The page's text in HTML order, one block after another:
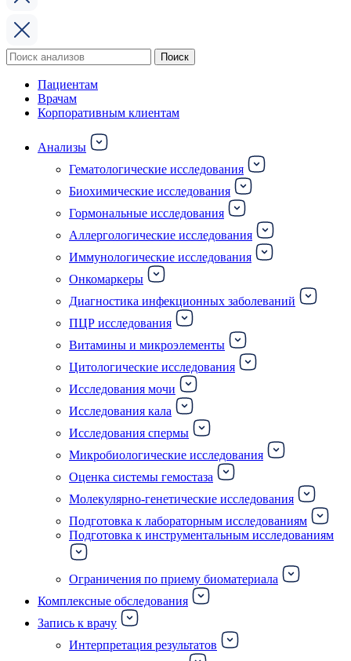
Поиск
по:
Поиск
Пациентам
Врачам
Корпоративным клиентам
Анализы
Гематологические исследования
Биохимические исследования
Гормональные исследования
Аллергологические исследования
Иммунологические исследования
Онкомаркеры
Диагностика инфекционных заболеваний
ПЦР исследования
Витамины и микроэлементы
Цитологические исследования
Исследования мочи
Исследования кала
Исследования спермы
Микробиологические исследования
Оценка системы гемостаза
Молекулярно-генетические исследования
Подготовка к лабораторным исследованиям
Подготовка к инструментальным исследованиям
Ограничения по приему биоматериала
Комплексные обследования
Запись к врачу
Интерпретация результатов